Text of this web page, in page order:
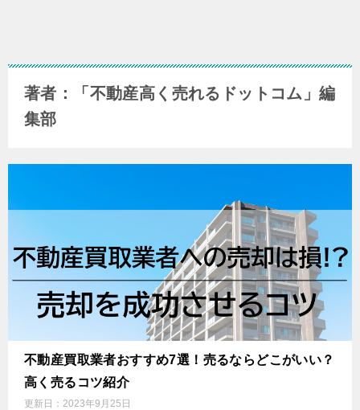
著者：「不動産高く売れるドットコム」編
集部
不動産買取業者おすすめ7選！売るならどこがいい？
高く売るコツ紹介
更新日： 2023年9月25日